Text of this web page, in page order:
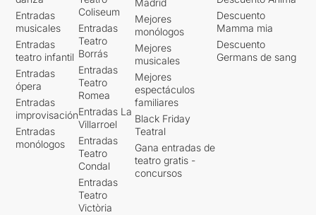
Entradas
musicales
Entradas
teatro infantil
Entradas
ópera
Entradas
improvisación
Entradas
monólogos
Coliseum
Entradas
Teatro
Borrás
Entradas
Teatro
Romea
Entradas La
Villarroel
Entradas
Teatro
Condal
Entradas
Teatro
Victòria
Madrid
Mejores
monólogos
Mejores
musicales
Mejores
espectáculos
familiares
Black Friday
Teatral
Gana entradas de
teatro gratis -
concursos
Descuento
Mamma mia
Descuento
Germans de sang